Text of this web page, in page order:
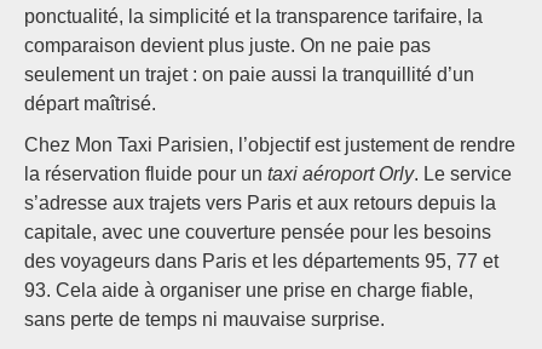
ponctualité, la simplicité et la transparence tarifaire, la
comparaison devient plus juste. On ne paie pas
seulement un trajet : on paie aussi la tranquillité d’un
départ maîtrisé.
Chez Mon Taxi Parisien, l’objectif est justement de rendre
la réservation fluide pour un taxi aéroport Orly. Le service
s’adresse aux trajets vers Paris et aux retours depuis la
capitale, avec une couverture pensée pour les besoins
des voyageurs dans Paris et les départements 95, 77 et
93. Cela aide à organiser une prise en charge fiable,
sans perte de temps ni mauvaise surprise.